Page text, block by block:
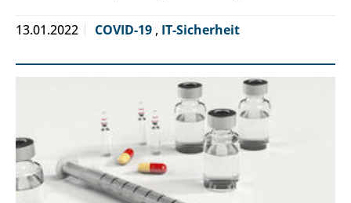
13.01.2022 COVID-19 , IT-Sicherheit